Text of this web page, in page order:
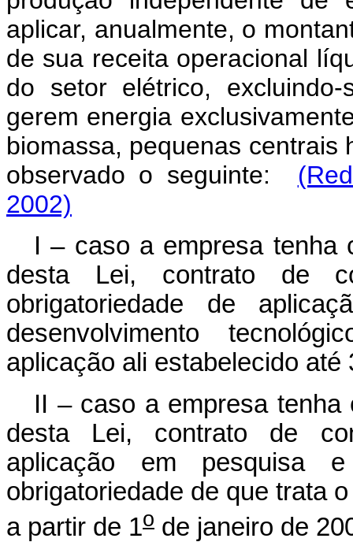
aplicar, anualmente, o
de sua receita operacional
do setor elétrico,
gerem energia
biomassa, pequenas centrais
observado o seguinte:
2002)
I – caso a empresa tenha
desta Lei, contrato de
obrigatoriedade de
desenvolvimento
aplicação ali estabelecido
II – caso a empresa
desta Lei, contrato de
aplicação em pesquisa e
obrigatoriedade de que trata
a partir de 1o de janeiro de